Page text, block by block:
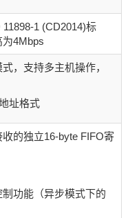
1 (CD2014)标
4Mbps
，支持多主机操作，
址格式
的独立16-byte FIFO寄
功能（异步模式下的